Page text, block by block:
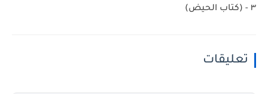
٣ - (كتاب الحيض)
تعليقات